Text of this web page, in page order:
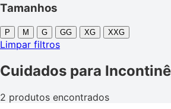
Tamanhos
P M G GG XG XXG
Limpar filtros
Cuidados para
2 produtos encontrados